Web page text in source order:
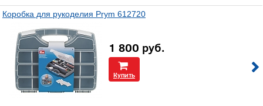
Коробка для рукоделия Prym 612720
1 800 руб.
Купить